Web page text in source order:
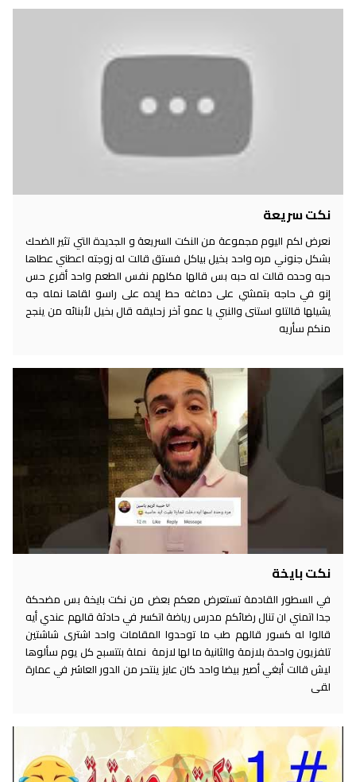
نكت سريعة
نعرض لكم اليوم مجموعة من النكت السريعة و الجديدة التي تثير الضحك
بشكل جنوني مره واحد بخيل بياكل فستق قالت له زوجته اعطني عطاها
حبه وحده قالت له حبه بس قالها مكلهم نفس الطعم واحد أقرع حس
إنو في حاجه بتمشي على دماغه حط إيده على راسو لقاها نمله جه
يشيلها قالتلو استنى والنبي يا عمو آخر زحليقه قال بخيل لأبنائه من ينجح
منكم سأريه
نكت بايخة
في السطور القادمة تستعرض معكم بعض من نكت بايخة بس مضحكة
جدا اتمني ان تنال رضائكم مدرس رياضة اتكسر في حادثة قالهم عندي أيه
قالوا له كسور قالهم طب ما توحدوا المقامات واحد اشترى شاشتين
تلفزيون واحدة بلازمة والثانية ما لها لازمة نملة بتتسبح كل يوم سألوها
ليش قالت أبغي أصير بيضا واحد كان عايز ينتحر من الدور العاشر في عمارة
لقى